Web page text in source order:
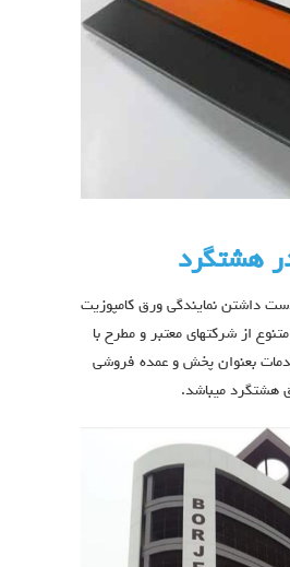
هشتگرد
داشتن نمایندگی ورق کامپوزیت
از شرکتهای معتبر و مطرح با
بعنوان پخش و عمده فروشی
هشتگرد میباشد.